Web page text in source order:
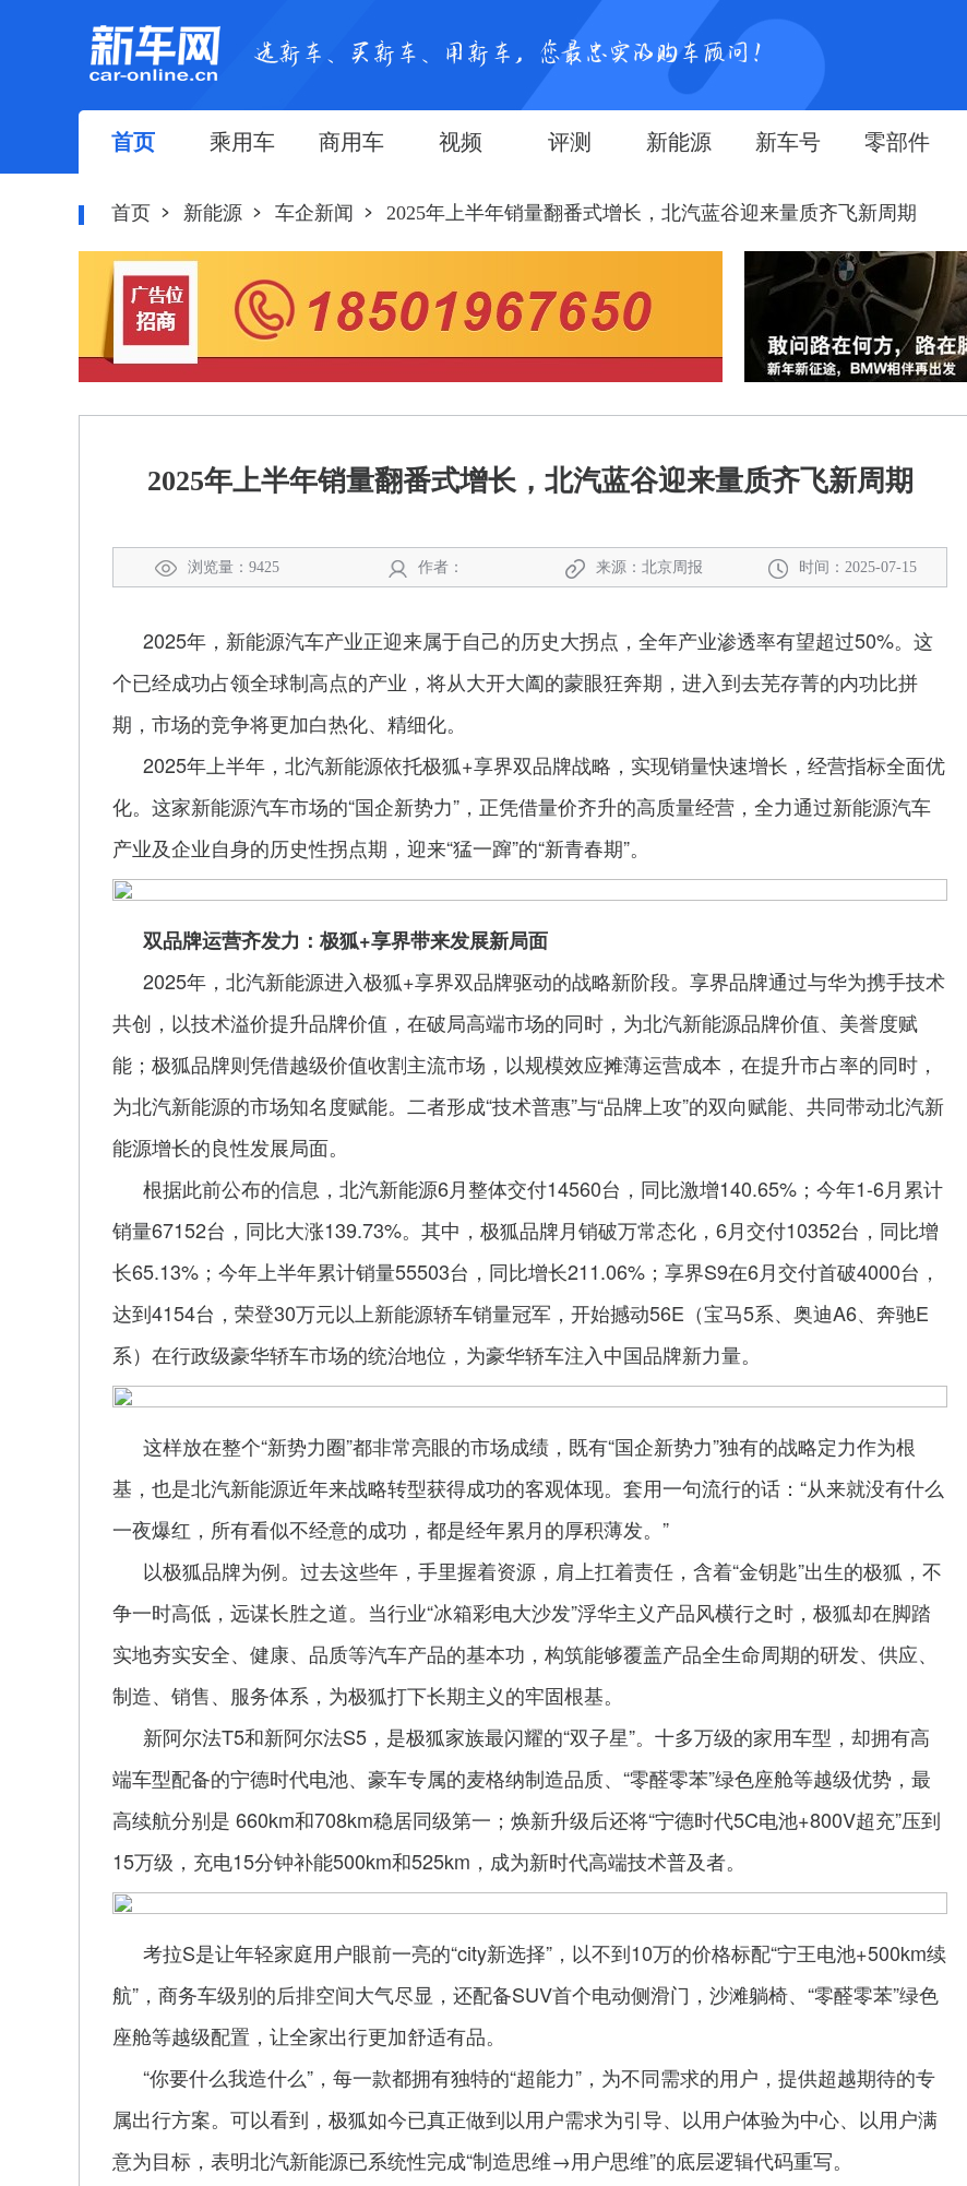
首页 乘用车 商用车 视频 评测 新能源 新车号 零部件
首页 新能源 车企新闻 2025年上半年销量翻番式增长，北汽蓝谷迎来量质齐飞新周期
2025年上半年销量翻番式增长，北汽蓝谷迎来量质齐飞新周期
浏览量：9425 作者： 来源：北京周报 时间：2025-07-15
2025年，新能源汽车产业正迎来属于自己的历史大拐点，全年产业渗透率有望超过50%。这
个已经成功占领全球制高点的产业，将从大开大阖的蒙眼狂奔期，进入到去芜存菁的内功比拼
期，市场的竞争将更加白热化、精细化。
2025年上半年，北汽新能源依托极狐+享界双品牌战略，实现销量快速增长，经营指标全面优
化。这家新能源汽车市场的“国企新势力”，正凭借量价齐升的高质量经营，全力通过新能源汽车
产业及企业自身的历史性拐点期，迎来“猛一蹿”的“新青春期”。
双品牌运营齐发力：极狐+享界带来发展新局面
2025年，北汽新能源进入极狐+享界双品牌驱动的战略新阶段。享界品牌通过与华为携手技术
共创，以技术溢价提升品牌价值，在破局高端市场的同时，为北汽新能源品牌价值、美誉度赋
能；极狐品牌则凭借越级价值收割主流市场，以规模效应摊薄运营成本，在提升市占率的同时，
为北汽新能源的市场知名度赋能。二者形成“技术普惠”与“品牌上攻”的双向赋能、共同带动北汽新
能源增长的良性发展局面。
根据此前公布的信息，北汽新能源6月整体交付14560台，同比激增140.65%；今年1-6月累计
销量67152台，同比大涨139.73%。其中，极狐品牌月销破万常态化，6月交付10352台，同比增
长65.13%；今年上半年累计销量55503台，同比增长211.06%；享界S9在6月交付首破4000台，
达到4154台，荣登30万元以上新能源轿车销量冠军，开始撼动56E（宝马5系、奥迪A6、奔驰E
系）在行政级豪华轿车市场的统治地位，为豪华轿车注入中国品牌新力量。
这样放在整个“新势力圈”都非常亮眼的市场成绩，既有“国企新势力”独有的战略定力作为根
基，也是北汽新能源近年来战略转型获得成功的客观体现。套用一句流行的话：“从来就没有什么
一夜爆红，所有看似不经意的成功，都是经年累月的厚积薄发。”
以极狐品牌为例。过去这些年，手里握着资源，肩上扛着责任，含着“金钥匙”出生的极狐，不
争一时高低，远谋长胜之道。当行业“冰箱彩电大沙发”浮华主义产品风横行之时，极狐却在脚踏
实地夯实安全、健康、品质等汽车产品的基本功，构筑能够覆盖产品全生命周期的研发、供应、
制造、销售、服务体系，为极狐打下长期主义的牢固根基。
新阿尔法T5和新阿尔法S5，是极狐家族最闪耀的“双子星”。十多万级的家用车型，却拥有高
端车型配备的宁德时代电池、豪车专属的麦格纳制造品质、“零醛零苯”绿色座舱等越级优势，最
高续航分别是 660km和708km稳居同级第一；焕新升级后还将“宁德时代5C电池+800V超充”压到
15万级，充电15分钟补能500km和525km，成为新时代高端技术普及者。
考拉S是让年轻家庭用户眼前一亮的“city新选择”，以不到10万的价格标配“宁王电池+500km续
航”，商务车级别的后排空间大气尽显，还配备SUV首个电动侧滑门，沙滩躺椅、“零醛零苯”绿色
座舱等越级配置，让全家出行更加舒适有品。
“你要什么我造什么”，每一款都拥有独特的“超能力”，为不同需求的用户，提供超越期待的专
属出行方案。可以看到，极狐如今已真正做到以用户需求为引导、以用户体验为中心、以用户满
意为目标，表明北汽新能源已系统性完成“制造思维→用户思维”的底层逻辑代码重写。